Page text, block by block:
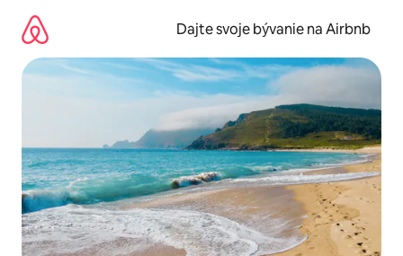
obsah.
Dajte svoje bývanie na Airbnb